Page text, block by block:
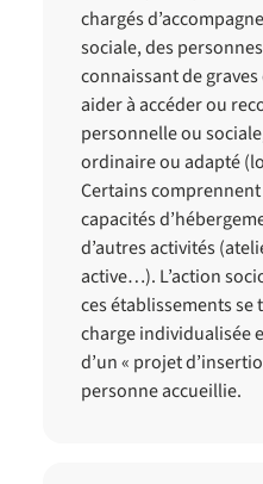
chargés
sociale, des
connaissant de
aider à accéder ou
personnelle ou
ordinaire ou adapté
Certains
capacités
d’autres activités
active…). L’action
ces établissements
charge individualisée
d’un « projet
personne accueillie.